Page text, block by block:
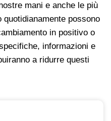
mani e anche le più
possono
in positivo o
informazioni e
a ridurre questi